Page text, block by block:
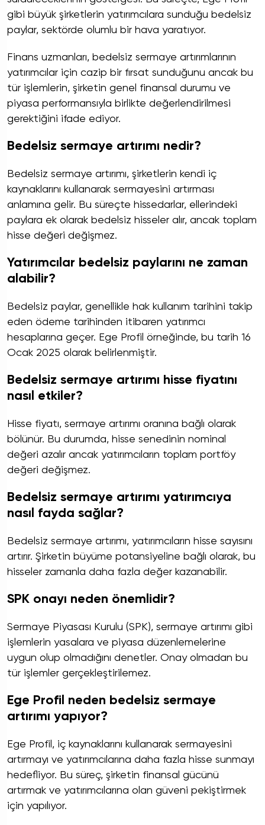
gibi büyük şirketlerin yatırımcılara sunduğu bedelsiz
paylar, sektörde olumlu bir hava yaratıyor.
Finans uzmanları, bedelsiz sermaye artırımlarının
yatırımcılar için cazip bir fırsat sunduğunu ancak bu
tür işlemlerin, şirketin genel finansal durumu ve
piyasa performansıyla birlikte değerlendirilmesi
gerektiğini ifade ediyor.
Bedelsiz sermaye artırımı nedir?
Bedelsiz sermaye artırımı, şirketlerin kendi iç
kaynaklarını kullanarak sermayesini artırması
anlamına gelir. Bu süreçte hissedarlar, ellerindeki
paylara ek olarak bedelsiz hisseler alır, ancak toplam
hisse değeri değişmez.
Yatırımcılar bedelsiz paylarını ne zaman
alabilir?
Bedelsiz paylar, genellikle hak kullanım tarihini takip
eden ödeme tarihinden itibaren yatırımcı
hesaplarına geçer. Ege Profil örneğinde, bu tarih 16
Ocak 2025 olarak belirlenmiştir.
Bedelsiz sermaye artırımı hisse fiyatını
nasıl etkiler?
Hisse fiyatı, sermaye artırımı oranına bağlı olarak
bölünür. Bu durumda, hisse senedinin nominal
değeri azalır ancak yatırımcıların toplam portföy
değeri değişmez.
Bedelsiz sermaye artırımı yatırımcıya
nasıl fayda sağlar?
Bedelsiz sermaye artırımı, yatırımcıların hisse sayısını
artırır. Şirketin büyüme potansiyeline bağlı olarak, bu
hisseler zamanla daha fazla değer kazanabilir.
SPK onayı neden önemlidir?
Sermaye Piyasası Kurulu (SPK), sermaye artırımı gibi
işlemlerin yasalara ve piyasa düzenlemelerine
uygun olup olmadığını denetler. Onay olmadan bu
tür işlemler gerçekleştirilemez.
Ege Profil neden bedelsiz sermaye
artırımı yapıyor?
Ege Profil, iç kaynaklarını kullanarak sermayesini
artırmayı ve yatırımcılarına daha fazla hisse sunmayı
hedefliyor. Bu süreç, şirketin finansal gücünü
artırmak ve yatırımcılarına olan güveni pekiştirmek
için yapılıyor.